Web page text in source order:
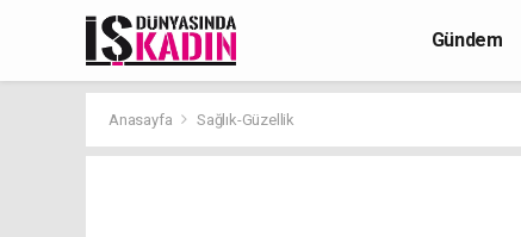
Gündem
Anasayfa Sağlık-Güzellik